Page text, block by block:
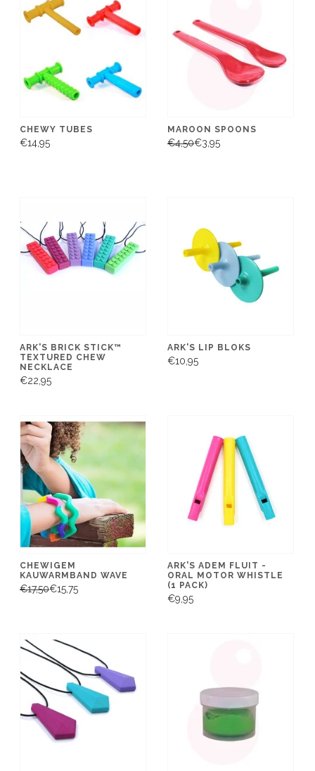
CHEWY TUBES
€14,95
MAROON SPOONS
€4,50€3,95
ARK'S BRICK STICK™
TEXTURED CHEW
NECKLACE
€22,95
ARK'S LIP BLOKS
€10,95
CHEWIGEM
KAUWARMBAND WAVE
€17,50€15,75
ARK'S ADEM FLUIT -
ORAL MOTOR WHISTLE
(1 PACK)
€9,95